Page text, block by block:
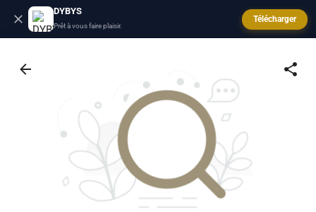
DYBYS
Prêt à vous faire plaisir.
Télécharger